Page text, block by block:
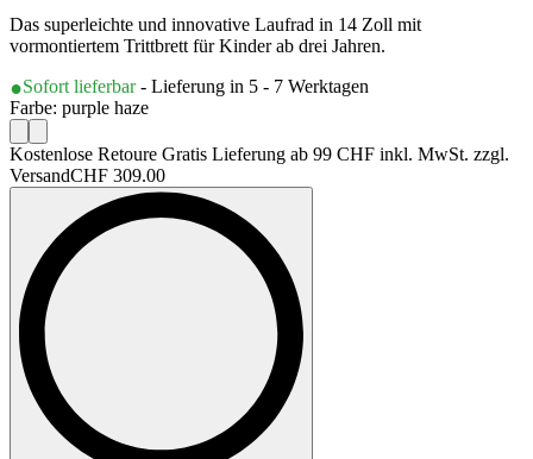
Das superleichte und innovative Laufrad in 14 Zoll mit
vormontiertem Trittbrett für Kinder ab drei Jahren.
Sofort lieferbar- Lieferung in 5 - 7 Werktagen
Farbe: purple haze
Kostenlose Retoure Gratis Lieferung ab 99 CHF inkl. MwSt. zzgl.
VersandCHF 309.00